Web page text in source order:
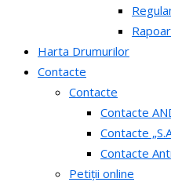
Harta Drumurilor
Contacte
Contacte
Contacte
Contacte
Contacte
Petiții online